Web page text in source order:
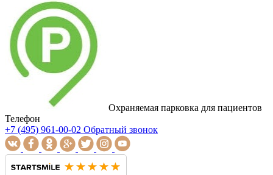
Охраняемая парковка для пациентов
Телефон
+7 (495) 961-00-02 Обратный звонок